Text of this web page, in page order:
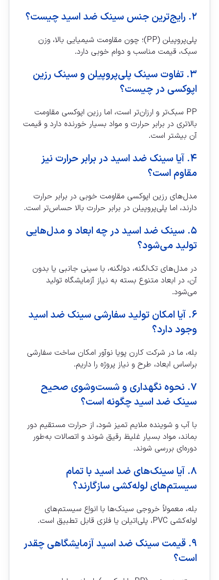
۲. رایج‌ترین جنس سینک ضد اسید چیست؟
پلی‌پروپیلن (PP)؛ چون مقاومت شیمیایی بالا، وزن
سبک، قیمت مناسب و دوام خوبی دارد.
۳. تفاوت سینک پلی‌پروپیلن و سینک رزین
اپوکسی در چیست؟
PP سبک‌تر و ارزان‌تر است، اما رزین اپوکسی مقاومت
بالاتری در برابر حرارت و مواد بسیار خورنده دارد و قیمت
آن بیشتر است.
۴. آیا سینک ضد اسید در برابر حرارت نیز
مقاوم است؟
مدل‌های رزین اپوکسی مقاومت خوبی در برابر حرارت
دارند، اما پلی‌پروپیلن در برابر حرارت بالا حساس‌تر است.
۵. سینک ضد اسید در چه ابعاد و مدل‌هایی
تولید می‌شود؟
در مدل‌های تک‌لگنه، دولگنه، با سینی جانبی یا بدون
آن، در ابعاد متنوع بسته به نیاز آزمایشگاه تولید
می‌شود.
۶. آیا امکان تولید سفارشی سینک ضد اسید
وجود دارد؟
بله، ما در شرکت کارن پویا نوآور امکان ساخت سفارشی
براساس ابعاد، طرح و نیاز پروژه را داریم.
۷. نحوه نگهداری و شست‌وشوی صحیح
سینک ضد اسید چگونه است؟
با آب و شوینده ملایم تمیز شود، از حرارت مستقیم دور
بماند، مواد بسیار غلیظ رقیق شوند و اتصالات به‌طور
دوره‌ای بررسی شوند.
۸. آیا سینک‌های ضد اسید با تمام
سیستم‌های لوله‌کشی سازگارند؟
بله، معمولاً خروجی سینک‌ها با انواع سیستم‌های
لوله‌کشی PVC، پلی‌اتیلن یا فلزی قابل تطبیق است.
۹. قیمت سینک ضد اسید آزمایشگاهی چقدر
است؟